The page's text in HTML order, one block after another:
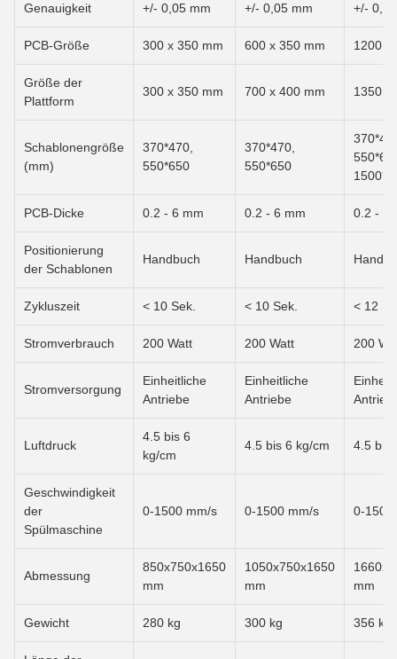
Genauigkeit +/- 0,05 mm +/- 0,05 mm +/-
PCB-Größe 300 x 350 mm 600 x 350 mm 1200 x
Größe der
Plattform
300 x 350 mm 700 x 400 mm 1350 x
Schablonengröße
(mm)
370*470,
550*650
370*470,
550*650
PCB-Dicke 0.2 - 6 mm 0.2 - 6 mm 0.2 - 6
Positionierung
der Schablonen
Handbuch Handbuch
Zykluszeit < 10 Sek. < 10 Sek. < 12
Stromverbrauch 200 Watt 200 Watt 200
Stromversorgung
Einheitliche
Antriebe
Einheitliche
Antriebe
Luftdruck
4.5 bis 6
kg/cm
4.5 bis 6 kg/cm 4.5 bis
Geschwindigkeit
der
Spülmaschine
0-1500 mm/s 0-1500 mm/s 0-1500
Abmessung
850x750x1650
mm
1050x750x1650
mm
mm
Gewicht 280 kg 300 kg 356 kg